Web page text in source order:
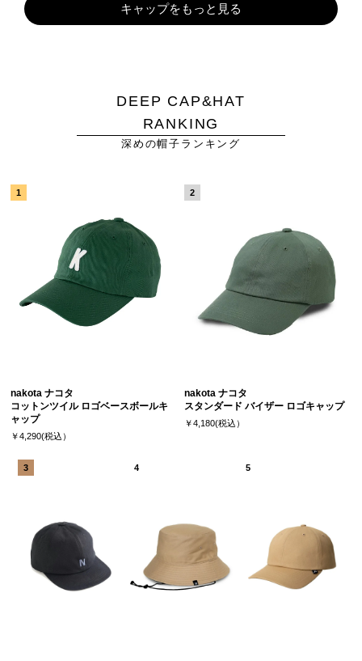
キャップをもっと見る
DEEP CAP&HAT
RANKING
深めの帽子ランキング
nakota ナコタ
コットンツイル ロゴベースボールキ
ャップ
￥4,290(税込）
nakota ナコタ
スタンダード バイザー ロゴキャップ
￥4,180(税込）